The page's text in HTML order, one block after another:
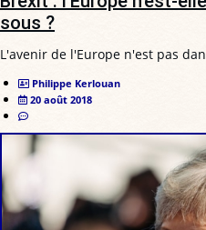
sous ?
L'avenir de l'Europe n'est pas
Philippe Kerlouan
20 août 2018